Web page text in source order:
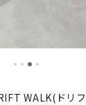
WALK(ドリ